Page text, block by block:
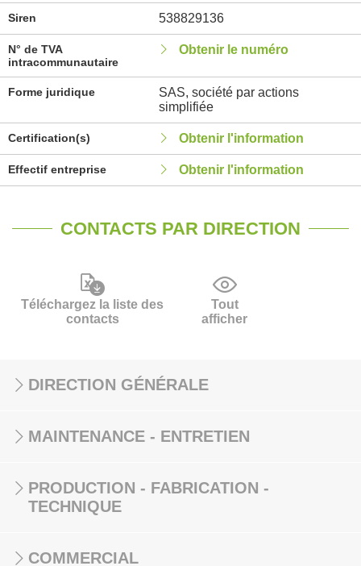
Siren 538829136
N° de TVA
intracommunautaire
Obtenir le numéro
Forme juridique
SAS, société par actions
simplifiée
Certification(s) Obtenir l'information
Effectif entreprise Obtenir l'information
CONTACTS PAR DIRECTION
Téléchargez la liste des
contacts
Tout
afficher
DIRECTION GÉNÉRALE
MAINTENANCE - ENTRETIEN
PRODUCTION - FABRICATION -
TECHNIQUE
COMMERCIAL